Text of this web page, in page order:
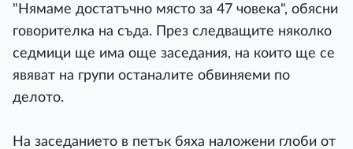
"Нямаме достатъчно място за 47 човека", обясни
говорителка на съда. През следващите няколко
седмици ще има още заседания, на които ще се
явяват на групи останалите обвиняеми по
делото.
На заседанието в петък бяха наложени глоби от